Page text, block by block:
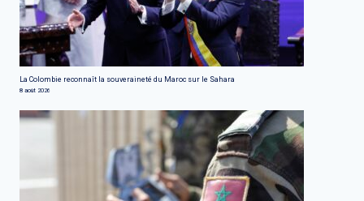
La Colombie reconnaît la souveraineté du Maroc sur le Sahara
8 août 2026